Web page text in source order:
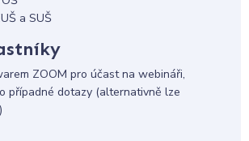
a SUŠ
ZOOM pro účast na webináři,
případné dotazy (alternativně lze